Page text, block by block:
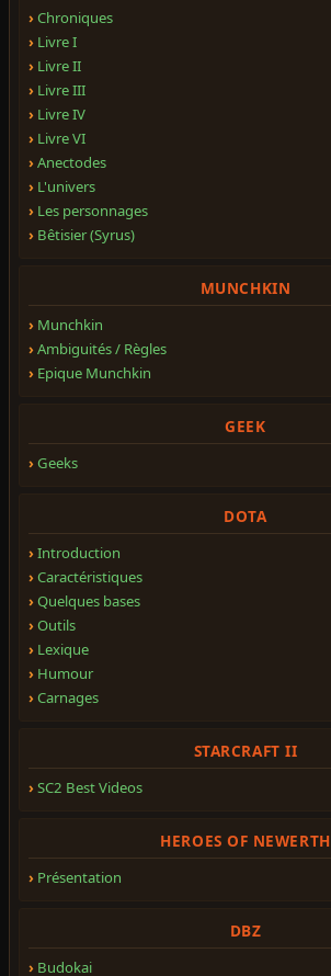
Chroniques
Livre I
Livre II
Livre III
Livre IV
Livre VI
Anectodes
L'univers
Les personnages
Bêtisier (Syrus)
MUNCHKIN
Munchkin
Ambiguités / Règles
Epique Munchkin
GEEK
Geeks
DOTA
Introduction
Caractéristiques
Quelques bases
Outils
Lexique
Humour
Carnages
STARCRAFT II
SC2 Best Videos
HEROES OF NEWERTH
Présentation
DBZ
Budokai